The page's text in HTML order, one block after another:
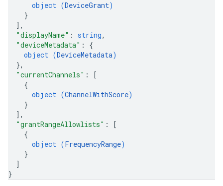
object (DeviceGrant)
}
] ,
"displayName" : string,
"deviceMetadata" : {
object (DeviceMetadata)
},
"currentChannels" :
[
{
object (ChannelWithScore)
}
] ,
"grantRangeAllowlists" :
[
{
object (FrequencyRange)
}
]
}